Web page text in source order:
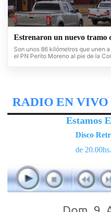
Estrenaron un nuevo tramo
Son unos 86 kilómetros que unen
el PN Perito Moreno al pie de la
RADIO EN VIVO
Estamos
Disco
de